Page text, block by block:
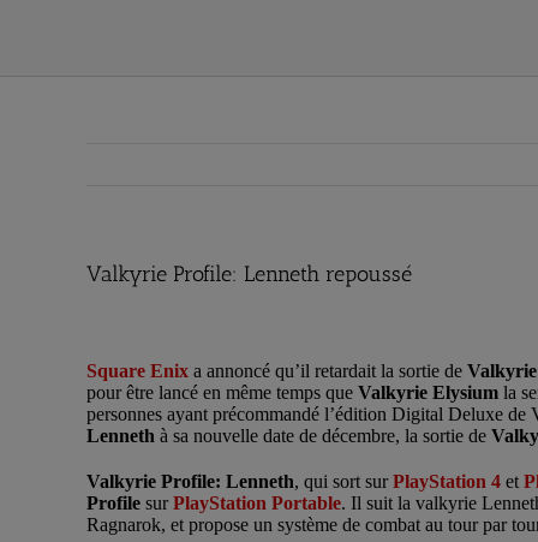
Valkyrie Profile: Lenneth repoussé
Square Enixa annoncé qu’il retardait la sortie de
pour être lancé en même temps que Valkyrie Elysiumla
personnes ayant précommandé l’édition Digital Deluxe
Lenneth à sa nouvelle date de décembre, la sortie de
Valkyrie Profile: Lenneth, qui sort sur PlayStation 4et
Profilesur PlayStation Portable. Il suit la valkyrie
Ragnarok, et propose un système de combat au tour par